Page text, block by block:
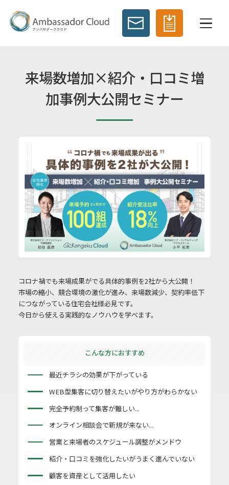
来場数増加×紹介・口コミ増
加事例大公開セミナー
コロナ禍でも来場成果がでる具体的事例を2社から大公開！
市場の縮小、競合環境の激化が進み、来場数減少、契約率低下
につながっている住宅会社様必見です。
今日から使える実践的なノウハウを学べます。
こんな方におすすめ
最近チラシの効果が下がっている
WEB型集客に切り替えたいがやり方がわらかない
完全予約制って集客が難しい...
オンライン相談会で新規が来ない...
営業と来場者のスケジュール調整がメンドウ
紹介・口コミを強化したいがうまく進んでいない
顧客を資産として活用したい